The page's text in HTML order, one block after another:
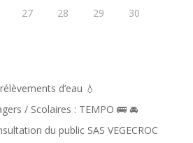
27 28 29
30
d’eau 💧
/ Scolaires : TEMPO 🚌 🚘️
du public SAS VEGECROC